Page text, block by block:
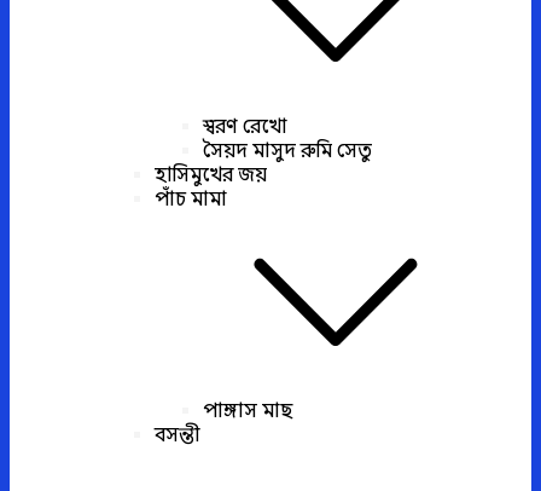
স্বরণ রেখো
সৈয়দ মাসুদ রুমি সেতু
হাসিমুখের জয়
পাঁচ মামা
পাঙ্গাস মাছ
বসন্তী